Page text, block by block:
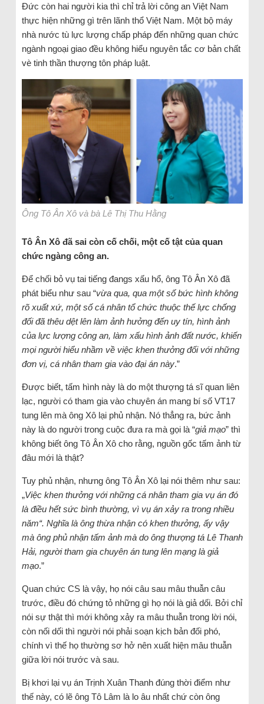
Đức còn hai người kia thì chỉ trả lời công an Việt Nam
thực hiện những gì trên lãnh thổ Việt Nam. Một bộ máy
nhà nước tù lực lượng chấp pháp đến những quan chức
ngành ngoại giao đều không hiểu nguyên tắc cơ bản chất
vè tinh thần thượng tôn pháp luật.
Ông Tô Ân Xô và bà Lê Thị Thu Hằng
Tô Ân Xô đã sai còn cố chối, một cố tật của quan
chức ngàng công an.
Để chối bỏ vụ tai tiếng đangs xấu hổ, ông Tô Ân Xô đã
phát biểu như sau “vừa qua, qua một số bức hình không
rõ xuất xứ, một số cá nhân tổ chức thuộc thế lực chống
đối đã thêu dệt lên làm ảnh hưởng đến uy tín, hình ảnh
của lực lượng công an, làm xấu hình ảnh đất nước, khiến
mọi người hiểu nhầm về việc khen thưởng đối với những
đơn vị, cá nhân tham gia vào đại án này.”
Được biết, tấm hình này là do một thượng tá sĩ quan liên
lạc, người có tham gia vào chuyên án mang bí số VT17
tung lên mà ông Xô lại phủ nhận. Nó thẳng ra, bức ảnh
này là do người trong cuộc đưa ra mà gọi là “giả mạo” thì
không biết ông Tô Ân Xô cho rằng, nguồn gốc tấm ảnh từ
đâu mới là thật?
Tuy phủ nhận, nhưng ông Tô Ân Xô lại nói thêm như sau:
„Việc khen thưởng với những cá nhân tham gia vụ án đó
là điều hết sức bình thường, vì vụ án xảy ra trong nhiều
năm“. Nghĩa là ông thừa nhận có khen thưởng, ấy vậy
mà ông phủ nhận tấm ảnh mà do ông thượng tá Lê Thanh
Hải, người tham gia chuyên án tung lên mạng là giả
mạo.”
Quan chức CS là vậy, họ nói câu sau mâu thuẫn câu
trước, điều đó chứng tỏ những gì họ nói là giả dối. Bởi chỉ
nói sự thật thì mới không xảy ra mâu thuẫn trong lời nói,
còn nối dối thì người nói phải soạn kịch bản đối phó,
chính vì thế họ thường sơ hở nên xuất hiện mâu thuẫn
giữa lời nói trước và sau.
Bị khơi lại vụ án Trịnh Xuân Thanh đúng thời điểm như
thế này, có lẽ ông Tô Lâm là lo âu nhất chứ còn ông